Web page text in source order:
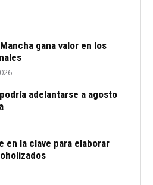
gana valor en los
adelantarse a agosto
en la clave para elaborar